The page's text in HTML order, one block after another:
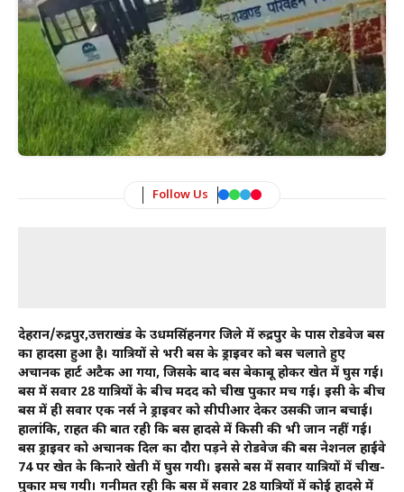
Follow Us
देहरादून/रुद्रपुर,उत्तराखंड के उधमसिंहनगर जिले में रुद्रपुर के पास रोडवेज बस
का हादसा हुआ है। यात्रियों से भरी बस के ड्राइवर को बस चलाते हुए
अचानक हार्ट अटैक आ गया, जिसके बाद बस बेकाबू होकर खेत में घुस गई।
बस में सवार 28 यात्रियों के बीच मदद को चीख पुकार मच गई। इसी के बीच
बस में ही सवार एक नर्स ने ड्राइवर को सीपीआर देकर उसकी जान बचाई।
हालांकि, राहत की बात रही कि बस हादसे में किसी की भी जान नहीं गई।
बस ड्राइवर को अचानक दिल का दौरा पड़ने से रोडवेज की बस नेशनल हाईवे
74 पर खेत के किनारे खेती में घुस गयी। इससे बस में सवार यात्रियों में चीख-
पुकार मच गयी। गनीमत रही कि बस में सवार 28 यात्रियों में कोई हादसे में